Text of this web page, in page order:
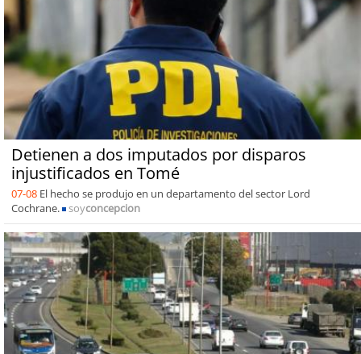
Detienen a dos imputados por disparos
injustificados en Tomé
07-08 El hecho se produjo en un departamento del sector Lord
Cochrane.
soyconcepcion